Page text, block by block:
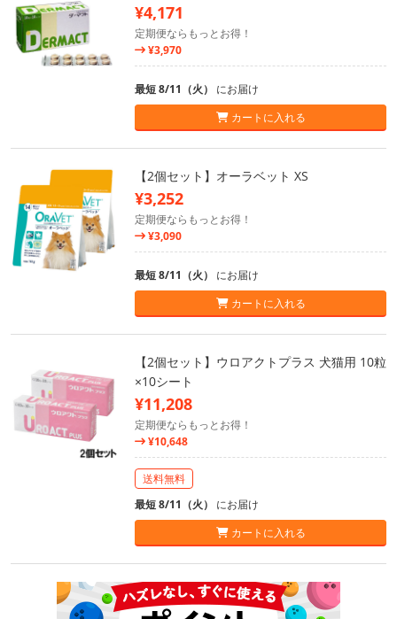
¥4,171
定期便ならもっとお得！
¥3,970
最短 8/11（火） にお届け
カートに入れる
【2個セット】オーラベット XS
¥3,252
定期便ならもっとお得！
¥3,090
最短 8/11（火） にお届け
カートに入れる
【2個セット】ウロアクトプラス 犬猫用 10粒
×10シート
¥11,208
定期便ならもっとお得！
¥10,648
送料無料
最短 8/11（火） にお届け
カートに入れる